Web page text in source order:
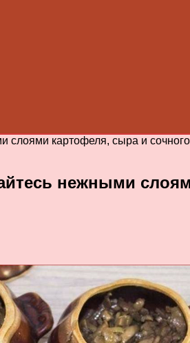
слоями картофеля, сыра и
нежными